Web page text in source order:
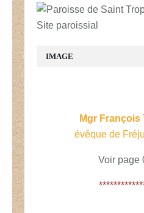
Site paroissial
IMAGE
Mgr François
évêque de
Voir page